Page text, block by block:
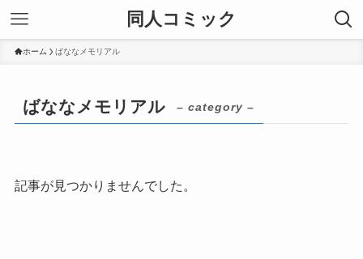
同人コミック
ホーム ばななメモリアル
ばななメモリアル – category –
記事が見つかりませんでした。